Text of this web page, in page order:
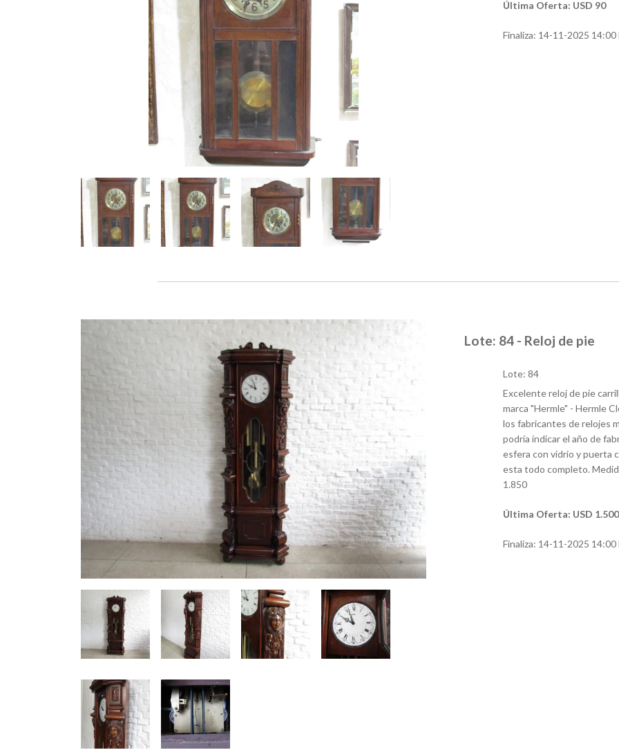
Última Oferta: USD 90
Finaliza: 14-11-2025 14:00
Lote: 84 - Reloj de pie
Lote: 84
Excelente reloj de pie
marca "Hermle" - Hermle
los fabricantes de relojes
podría indicar el año de
esfera con vidrio y puerta
esta todo completo.
1.850
Última Oferta: USD 1.500
Finaliza: 14-11-2025 14:00